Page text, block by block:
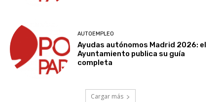
AUTOEMPLEO
Ayudas autónomos Madrid 2026: el
Ayuntamiento publica su guía
completa
Cargar más